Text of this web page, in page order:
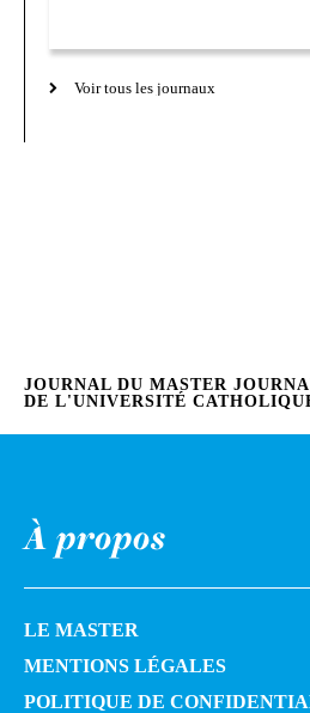
Voir tous les journaux
JOURNAL DU MASTER
DE L'UNIVERSITÉ
À propos
LE MASTER
MENTIONS LÉGALES
POLITIQUE DE